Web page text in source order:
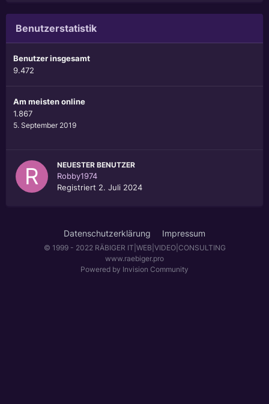
Benutzerstatistik
Benutzer insgesamt
9.472
Am meisten online
1.867
5. September 2019
NEUESTER BENUTZER
Robby1974
Registriert 2. Juli 2024
Datenschutzerklärung Impressum
© 1999 - 2022 RÄBIGER IT|WEB|VIDEO|CONSULTING
www.raebiger.pro
Powered by Invision Community